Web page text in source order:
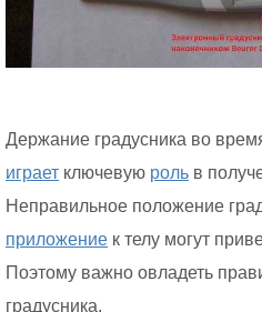
Держание градусника во
играет ключевую роль в
Неправильное положение
приложение к телу могут
Поэтому важно овладеть
градусника.